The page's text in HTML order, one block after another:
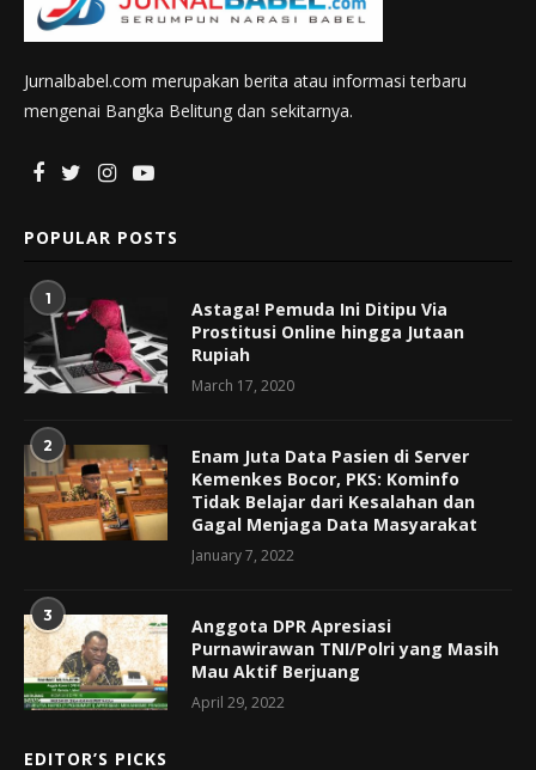
Jurnalbabel.com merupakan berita atau informasi terbaru
mengenai Bangka Belitung dan sekitarnya.
POPULAR POSTS
1
Astaga! Pemuda Ini Ditipu Via
Prostitusi Online hingga Jutaan
Rupiah
March 17, 2020
2
Enam Juta Data Pasien di Server
Kemenkes Bocor, PKS: Kominfo
Tidak Belajar dari Kesalahan dan
Gagal Menjaga Data Masyarakat
January 7, 2022
3
Anggota DPR Apresiasi
Purnawirawan TNI/Polri yang Masih
Mau Aktif Berjuang
April 29, 2022
EDITOR’S PICKS